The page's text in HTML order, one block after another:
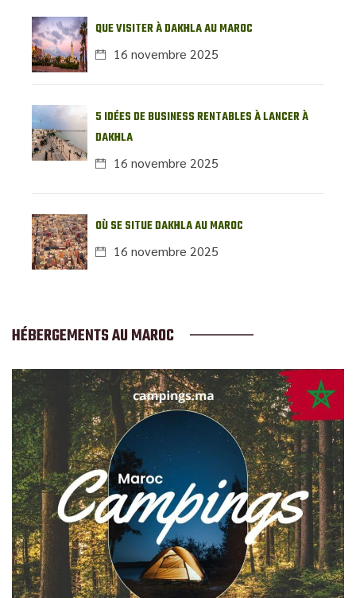
QUE VISITER À DAKHLA AU MAROC
16 novembre 2025
5 IDÉES DE BUSINESS RENTABLES À LANCER À
DAKHLA
16 novembre 2025
OÙ SE SITUE DAKHLA AU MAROC
16 novembre 2025
HÉBERGEMENTS AU MAROC